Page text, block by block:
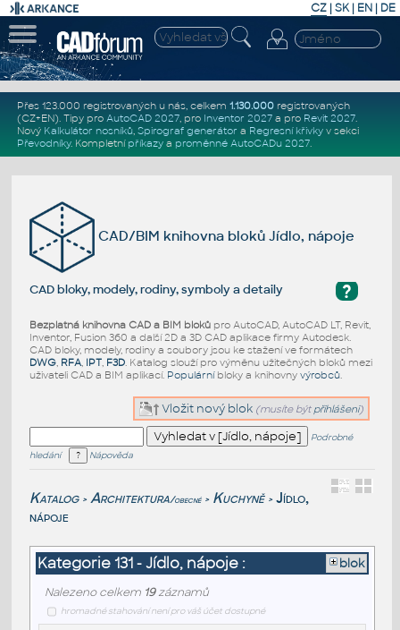
CZ | SK| EN | DE
Přes 123.000 registrovaných u nás, celkem 1.130.000registrovaných
(CZ+EN). Tipy pro AutoCAD 2027, pro Inventor 2027a pro Revit 2027.
Nový Kalkulátor nosníků, Spirograf generátor a Regresní křivkyv sekci
Převodníky. Kompletní příkazya proměnné AutoCADu 2027.
CAD/BIM knihovna bloků Jídlo, nápoje
?
CAD bloky, modely, rodiny, symboly a detaily
Bezplatná knihovna CAD a BIM blokůpro AutoCAD, AutoCAD LT, Revit,
Inventor, Fusion 360 a další 2D a 3D CAD aplikace firmy Autodesk.
CAD bloky, modely, rodiny a soubory jsou ke stažení ve formátech
DWG, RFA, IPT, F3D. Katalog slouží pro výměnu užitečných bloků mezi
uživateli CAD a BIM aplikací. Populárníbloky a knihovny výrobců.
Vložit nový blok (musíte být přihlášeni)
Podrobné
hledání
Nápověda
Katalog > Architektura/obecné > Kuchyně > Jídlo,
nápoje
Kategorie 131 - Jídlo, nápoje : blok
Nalezeno celkem 19záznamů
hromadné stahování není pro váš účet dostupné